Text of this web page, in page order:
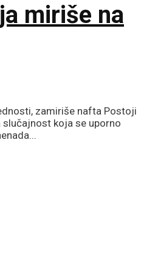
miriše na
zamiriše nafta Postoji
koja se uporno